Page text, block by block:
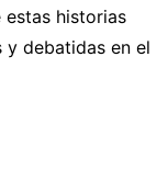
estas historias
y debatidas en el